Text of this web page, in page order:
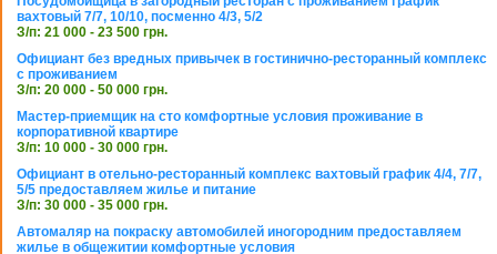
вахтовый 7/7, 10/10, посменно 4/3, 5/2
З/п: 21 000 - 23 500 грн.
Официант без вредных привычек в гостинично-ресторанный комплекс
с проживанием
З/п: 20 000 - 50 000 грн.
Мастер-приемщик на сто комфортные условия проживание в
корпоративной квартире
З/п: 10 000 - 30 000 грн.
Официант в отельно-ресторанный комплекс вахтовый график 4/4, 7/7,
5/5 предоставляем жилье и питание
З/п: 30 000 - 35 000 грн.
Автомаляр на покраску автомобилей иногородним предоставляем
жилье в общежитии комфортные условия